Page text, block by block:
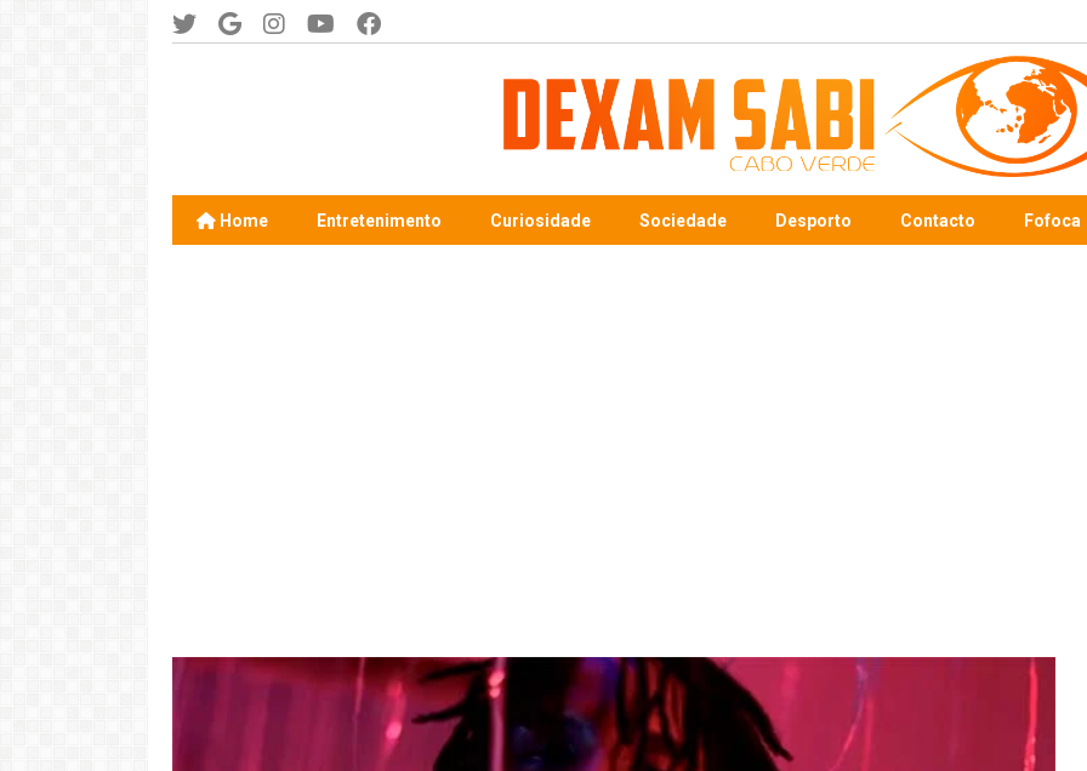
Home Entretenimento Curiosidade Sociedade Desporto Contacto Fofoca